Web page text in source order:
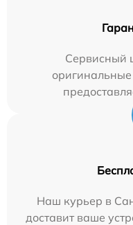
Сервисный
оригинальные
Наш курьер в
доставит ваше